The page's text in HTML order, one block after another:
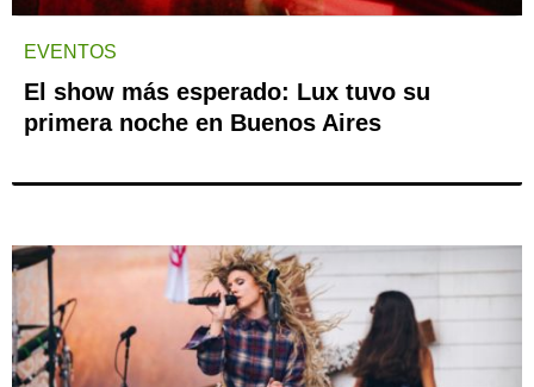
EVENTOS
El show más esperado: Lux tuvo su
primera noche en Buenos Aires